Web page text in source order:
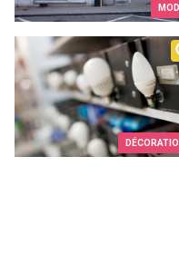
Ambiance Lumière - ADG